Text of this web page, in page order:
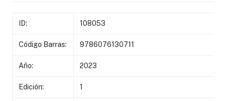
ID: 108053
Código Barras: 9786076130711
Año: 2023
Edición: 1